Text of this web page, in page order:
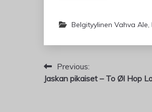
Belgityylinen Vahva Ale,
Artikkelien
selaus
Previous:
Jaskan pikaiset – To Øl Hop